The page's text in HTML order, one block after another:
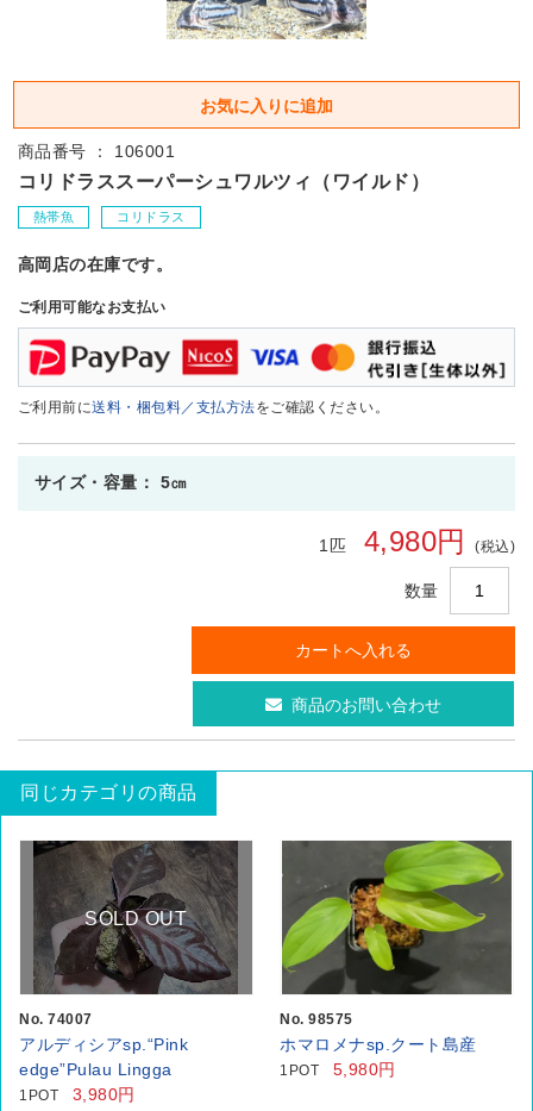
商品番号 ： 106001
コリドラススーパーシュワルツィ（ワイルド）
熱帯魚 コリドラス
高岡店の在庫です。
ご利用可能なお支払い
ご利用前に送料・梱包料／支払方法をご確認ください。
サイズ・容量： 5㎝
1匹 4,980円(税込)
数量
商品のお問い合わせ
同じカテゴリの商品
SOLD OUT
No. 74007
アルディシアsp.“Pink
edge”Pulau Lingga
1POT 3,980円
No. 98575
ホマロメナsp.クート島産
1POT 5,980円